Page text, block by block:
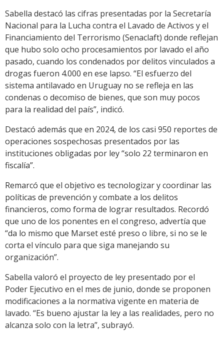
Sabella destacó las cifras presentadas por la Secretaría
Nacional para la Lucha contra el Lavado de Activos y el
Financiamiento del Terrorismo (Senaclaft) donde reflejan
que hubo solo ocho procesamientos por lavado el año
pasado, cuando los condenados por delitos vinculados a
drogas fueron 4.000 en ese lapso. “El esfuerzo del
sistema antilavado en Uruguay no se refleja en las
condenas o decomiso de bienes, que son muy pocos
para la realidad del país”, indicó.
Destacó además que en 2024, de los casi 950 reportes de
operaciones sospechosas presentados por las
instituciones obligadas por ley “solo 22 terminaron en
fiscalía”.
Remarcó que el objetivo es tecnologizar y coordinar las
políticas de prevención y combate a los delitos
financieros, como forma de lograr resultados. Recordó
que uno de los ponentes en el congreso, advertía que
“da lo mismo que Marset esté preso o libre, si no se le
corta el vínculo para que siga manejando su
organización”.
Sabella valoró el proyecto de ley presentado por el
Poder Ejecutivo en el mes de junio, donde se proponen
modificaciones a la normativa vigente en materia de
lavado. “Es bueno ajustar la ley a las realidades, pero no
alcanza solo con la letra”, subrayó.